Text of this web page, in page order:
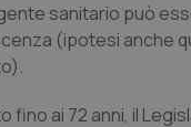
sanitario può
(ipotesi anche
ai 72 anni, il
sites-ironfish-
id